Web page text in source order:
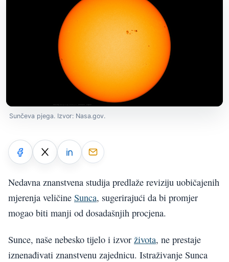
Sunčeva pjega. Izvor: Nasa.gov.
Nedavna znanstvena studija predlaže reviziju uobičajenih
mjerenja veličine Sunca, sugerirajući da bi promjer
mogao biti manji od dosadašnjih procjena.
Sunce, naše nebesko tijelo i izvor života, ne prestaje
iznenađivati znanstvenu zajednicu. Istraživanje Sunca